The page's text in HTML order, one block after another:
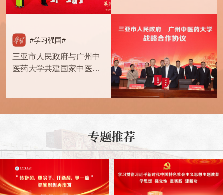
#学习强国#
三亚市人民政府与广州中
医药大学共建国家中医药
专题推荐